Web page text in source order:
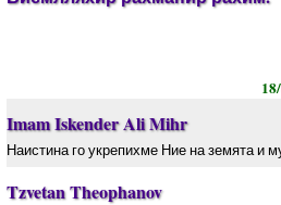
Imam Iskender Ali Mihr
Наистина го укрепихме Ние на земята и
Tzvetan Theophanov